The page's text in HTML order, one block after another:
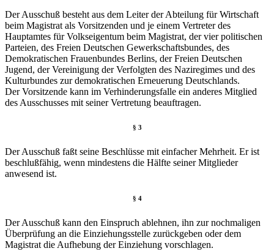
Der Ausschuß besteht aus dem Leiter der Abteilung für Wirtschaft
beim Magistrat als Vorsitzenden und je einem Vertreter des
Hauptamtes für Volkseigentum beim Magistrat, der vier politischen
Parteien, des Freien Deutschen Gewerkschaftsbundes, des
Demokratischen Frauenbundes Berlins, der Freien Deutschen
Jugend, der Vereinigung der Verfolgten des Naziregimes und des
Kulturbundes zur demokratischen Erneuerung Deutschlands.
Der Vorsitzende kann im Verhinderungsfalle ein anderes Mitglied
des Ausschusses mit seiner Vertretung beauftragen.
§ 3
Der Ausschuß faßt seine Beschlüsse mit einfacher Mehrheit. Er ist
beschlußfähig, wenn mindestens die Hälfte seiner Mitglieder
anwesend ist.
§ 4
Der Ausschuß kann den Einspruch ablehnen, ihn zur nochmaligen
Überprüfung an die Einziehungsstelle zurückgeben oder dem
Magistrat die Aufhebung der Einziehung vorschlagen.